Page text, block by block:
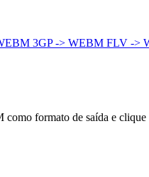
3GP -> WEBM FLV ->
formato de saída e